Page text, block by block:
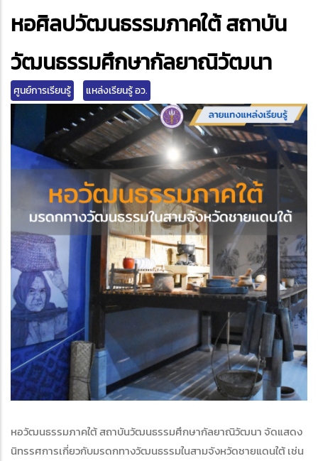
หอศิลปวัฒนธรรมภาคใต้ สถาบัน
วัฒนธรรมศึกษากัลยาณิวัฒนา
ศูนย์การเรียนรู้ แหล่งเรียนรู้ อว.
หอวัฒนธรรมภาคใต้ สถาบันวัฒนธรรมศึกษากัลยาณิวัฒนา จัดแสดง
นิทรรศการเกี่ยวกับมรดกทางวัฒนธรรมในสามจังหวัดชายแดนใต้ เช่น